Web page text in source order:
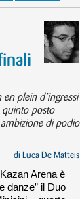
plein d’ingressi
quinto posto
di podio
di Luca De Matteis
Arena è
danze” il Duo